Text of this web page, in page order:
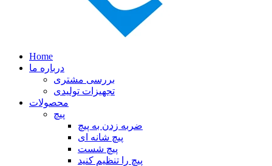
Home
درباره ما
بررسی مشتری
تجهیزات تولیدی
محصولات
پیچ
ضربه زدن به پیچ
پیچ شانه ای
پیچ شست
پیچ را تنظیم کنید